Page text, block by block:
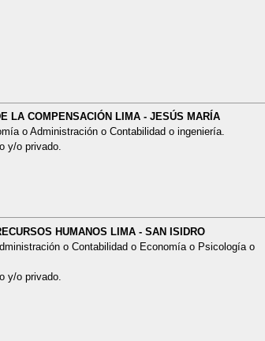
LA COMPENSACIÓN LIMA - JESÚS MARÍA
o Administración o Contabilidad o ingeniería.
y/o privado.
HUMANOS LIMA - SAN ISIDRO
o Contabilidad o Economía o Psicología o
y/o privado.